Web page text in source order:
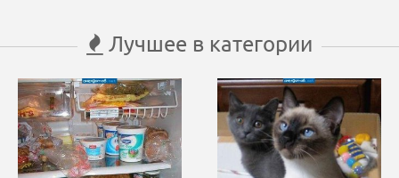
Лучшее в категории